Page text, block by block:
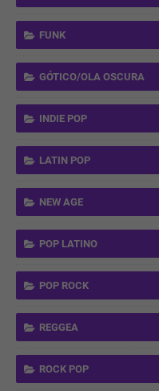
FUNK
GÓTICO/OLA OSCURA
INDIE POP
LATIN POP
NEW AGE
POP LATINO
POP ROCK
REGGEA
ROCK POP